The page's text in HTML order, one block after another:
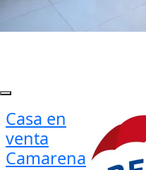
Casa en
venta
Camarena